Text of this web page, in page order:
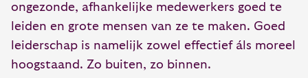
ongezonde, afhankelijke medewerkers goed te
leiden en grote mensen van ze te maken. Goed
leiderschap is namelijk zowel effectief áls moreel
hoogstaand. Zo buiten, zo binnen.